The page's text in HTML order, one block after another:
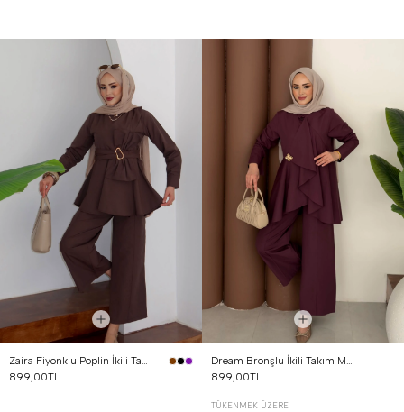
Zaira Fiyonklu Poplin İkili Takım Kahverengi
899,00TL
Dream Bronşlu İkili Takım Mürdüm
899,00TL
TÜKENMEK ÜZERE